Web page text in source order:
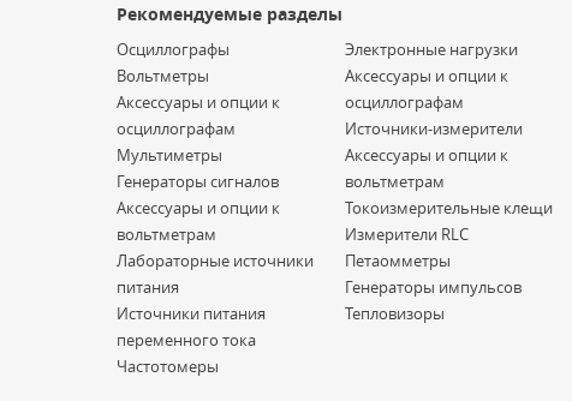
Рекомендуемые разделы
Осциллографы
Вольтметры
Аксессуары и опции к
осциллографам
Мультиметры
Генераторы сигналов
Аксессуары и опции к
вольтметрам
Лабораторные источники
питания
Источники питания
переменного тока
Частотомеры
Электронные нагрузки
Аксессуары и опции к
осциллографам
Источники-измерители
Аксессуары и опции к
вольтметрам
Токоизмерительные клещи
Измерители RLC
Петаомметры
Генераторы импульсов
Тепловизоры